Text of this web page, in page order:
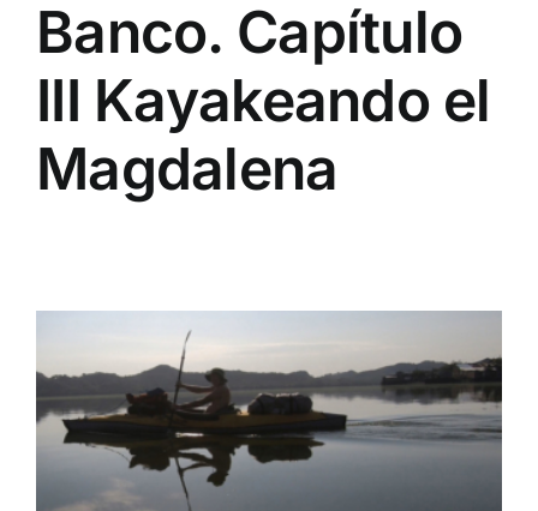
Banco. Capítulo
III Kayakeando el
Magdalena